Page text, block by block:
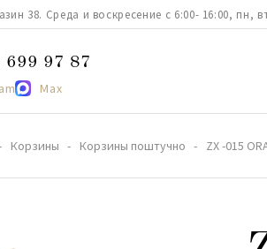
38. Среда и воскресение с 6:00- 16:00, пн,
97 87
Max
Корзины Корзины поштучно ZX -015